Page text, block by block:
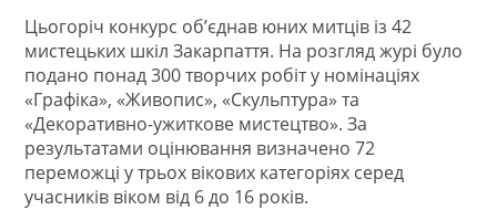
Цьогоріч конкурс об’єднав юних митців із 42
мистецьких шкіл Закарпаття. На розгляд журі було
подано понад 300 творчих робіт у номінаціях
«Графіка», «Живопис», «Скульптура» та
«Декоративно-ужиткове мистецтво». За
результатами оцінювання визначено 72
переможці у трьох вікових категоріях серед
учасників віком від 6 до 16 років.